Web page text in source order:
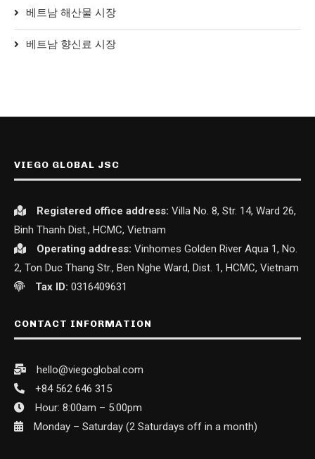
베트남 해산물 시장
베트남 향신료 시장
VIEGO GLOBAL JSC
Registered office address: Villa No. 8, Str. 14, Ward 26,
Binh Thanh Dist., HCMC, Vietnam
Operating address: Vinhomes Golden River Aqua 1, No.
2, Ton Duc Thang Str., Ben Nghe Ward, Dist. 1, HCMC, Vietnam
Tax ID: 0316409631
CONTACT INFORMATION
hello@viegoglobal.com
+84 562 646 315
Hour: 8:00am – 5:00pm
Monday – Saturday (2 Saturdays off in a month)